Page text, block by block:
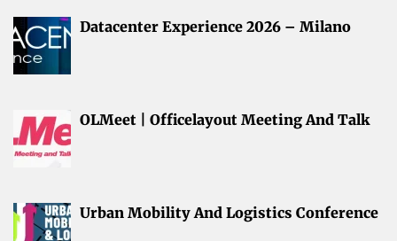
Datacenter Experience 2026 – Milano
OLMeet | Officelayout Meeting And Talk
Urban Mobility And Logistics Conference